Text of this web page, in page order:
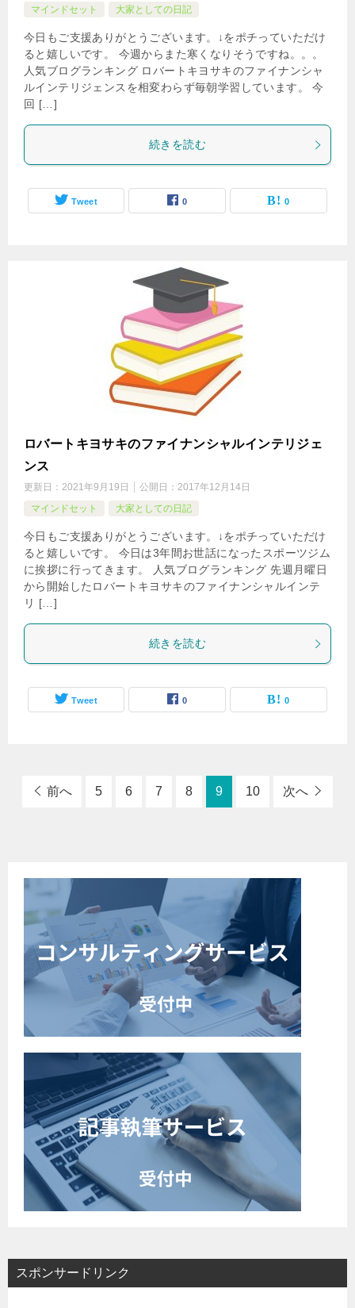
マインドセット
大家としての日記
今日もご支援ありがとうございます。↓をポチっていただけ
ると嬉しいです。 今週からまた寒くなりそうですね。。。
人気ブログランキング ロバートキヨサキのファイナンシャ
ルインテリジェンスを相変わらず毎朝学習しています。 今
回 […]
続きを読む
Tweet 0 0
ロバートキヨサキのファイナンシャルインテリジェ
ンス
更新日： 2021年9月19日 公開日： 2017年12月14日
マインドセット
大家としての日記
今日もご支援ありがとうございます。↓をポチっていただけ
ると嬉しいです。 今日は3年間お世話になったスポーツジム
に挨拶に行ってきます。 人気ブログランキング 先週月曜日
から開始したロバートキヨサキのファイナンシャルインテ
リ […]
続きを読む
Tweet 0 0
前へ 5 6 7 8 9 10 次へ
スポンサードリンク